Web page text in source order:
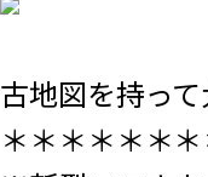
古地図を持っ
＊＊＊＊＊＊